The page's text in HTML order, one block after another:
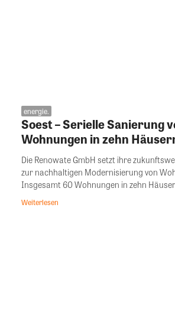
energie.
Soest – Serielle Sanierung
Wohnungen in zehn
Die Renowate GmbH setzt ihre
zur nachhaltigen Modernisierung von
Insgesamt 60 Wohnungen in zehn
Weiterlesen